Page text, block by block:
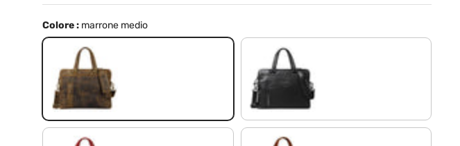
Colore : marrone medio
marrone medio nero